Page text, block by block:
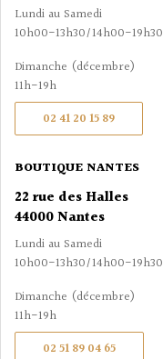
Lundi au Samedi
10h00-13h30/14h00-19h30
Dimanche (décembre)
11h-19h
02 41 20 15 89
BOUTIQUE NANTES
22 rue des Halles
44000 Nantes
Lundi au Samedi
10h00-13h30/14h00-19h30
Dimanche (décembre)
11h-19h
02 51 89 04 65